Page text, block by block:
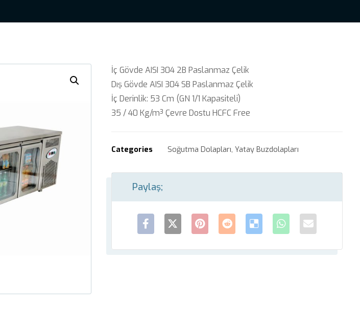
İç Gövde AISI 304 2B Paslanmaz Çelik
Dış Gövde AISI 304 SB Paslanmaz Çelik
İç Derinlik: 53 Cm (GN 1/1 Kapasiteli)
35 / 40 Kg/m³ Çevre Dostu HCFC Free
Categories Soğutma Dolapları, Yatay Buzdolapları